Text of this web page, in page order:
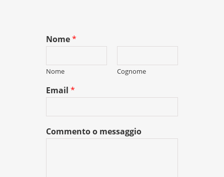
Nome*
Nome Cognome
Email*
Commento o messaggio